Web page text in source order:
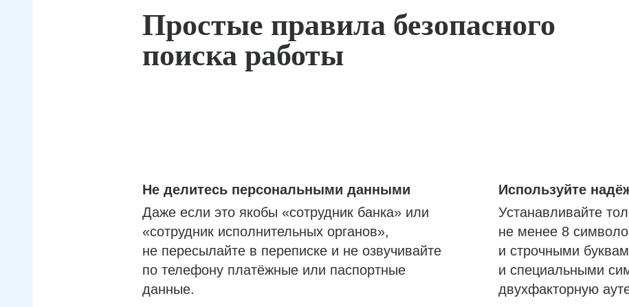
Простые правила безопасного
поиска работы
Не делитесь персональными данными
Даже если это якобы «сотрудник банка» или
«сотрудник исполнительных органов»,
не пересылайте в переписке и не озвучивайте
по телефону платёжные или паспортные
данные.
Используйте
Устанавливайте
не менее 8
и строчными
и специальными
двухфакторную